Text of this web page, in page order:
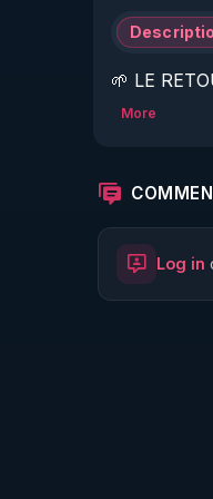
🌱 LE
🌱 LE
http://
More
Log in